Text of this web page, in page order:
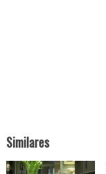
Similares